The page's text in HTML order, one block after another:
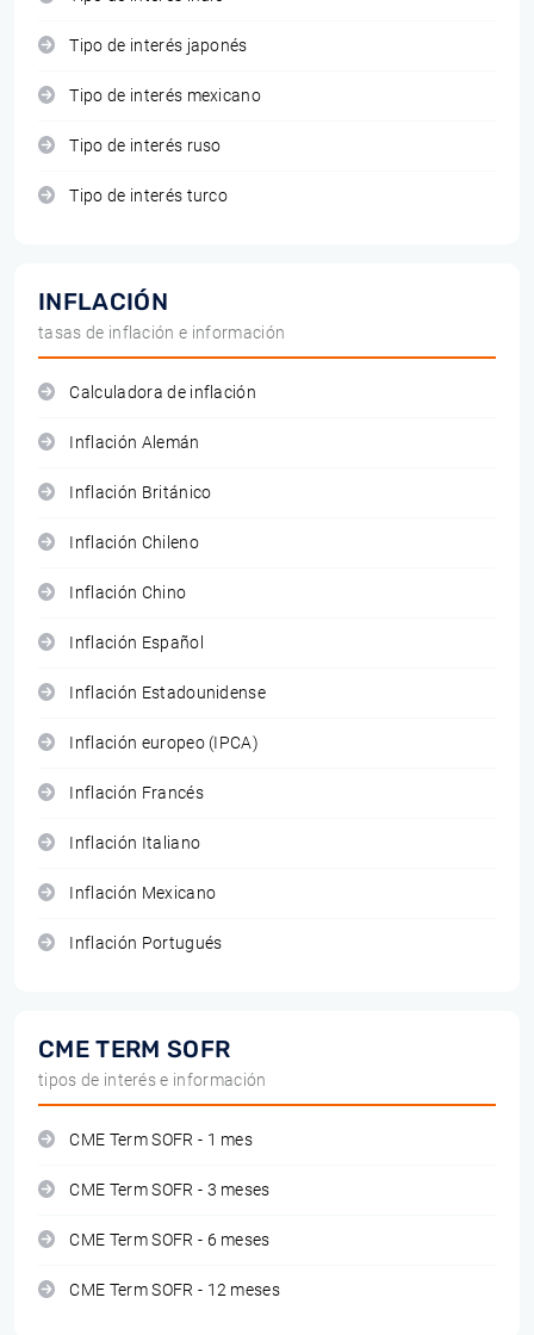
Tipo de interés japonés
Tipo de interés mexicano
Tipo de interés ruso
Tipo de interés turco
INFLACIÓN
tasas de inflación e información
Calculadora de inflación
Inflación Alemán
Inflación Británico
Inflación Chileno
Inflación Chino
Inflación Español
Inflación Estadounidense
Inflación europeo (IPCA)
Inflación Francés
Inflación Italiano
Inflación Mexicano
Inflación Portugués
CME TERM SOFR
tipos de interés e información
CME Term SOFR - 1 mes
CME Term SOFR - 3 meses
CME Term SOFR - 6 meses
CME Term SOFR - 12 meses